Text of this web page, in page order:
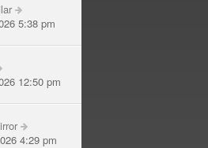
5:38 pm
12:50 pm
4:29 pm